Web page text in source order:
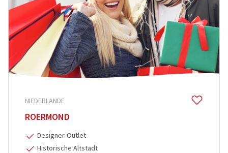
NIEDERLANDE
ROERMOND
Designer-Outlet
Historische Altstadt